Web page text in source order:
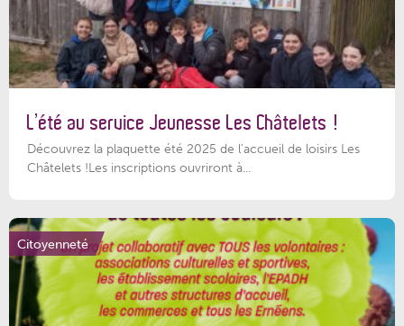
L’été au service Jeunesse Les Châtelets !
Découvrez la plaquette été 2025 de l’accueil de loisirs Les
Châtelets !Les inscriptions ouvriront à...
Citoyenneté